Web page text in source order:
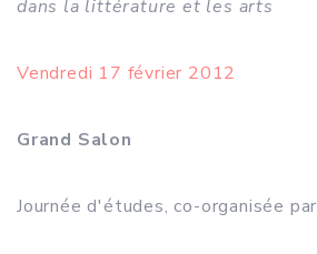
dans la littérature et les arts
Vendredi 17 février 2012
Grand Salon
Journée d'études, co-organisée par